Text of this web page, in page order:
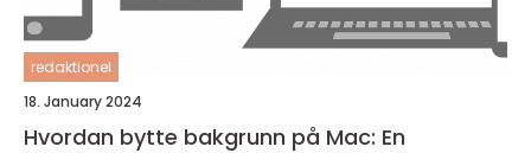
redaktionel
18. January 2024
Hvordan bytte bakgrunn på Mac: En